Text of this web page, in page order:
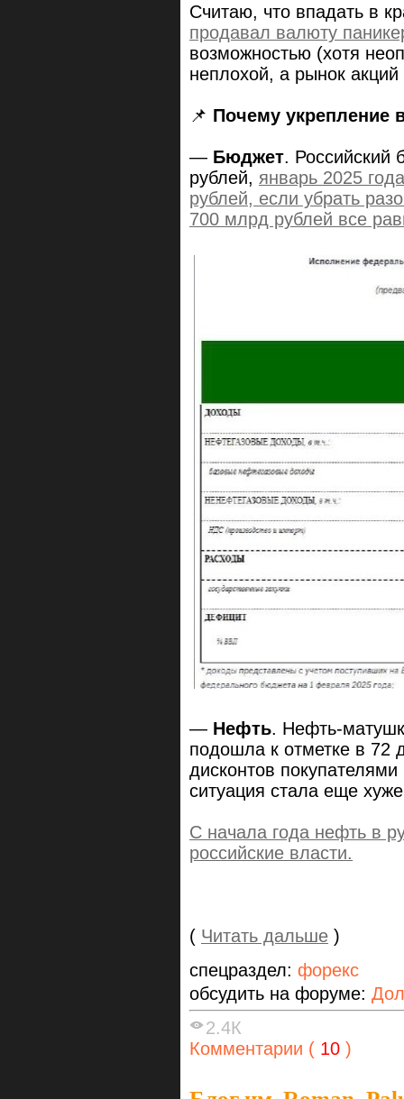
Cчитаю, что впадать в
продавал валюту
возможностью (хотя
неплохой, а рынок акций
📌 Почему укрепление
— Бюджет. Российский
рублей, январь 2025
рублей, если убрать
700 млрд рублей все
— Нефть. Нефть-
подошла к отметке в 72
дисконтов
ситуация стала еще
C начала года нефть в
российские власти.
( Читать дальше )
спецраздел: форекс
обсудить на форуме:
2.4К
Комментарии ( 10 )